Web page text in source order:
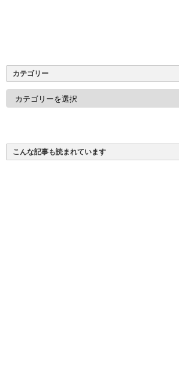
カテゴリー
こんな記事も読まれています